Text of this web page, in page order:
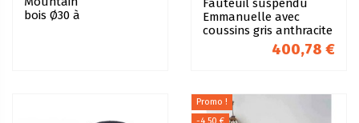
bois Ø30 à
Fauteuil suspendu
Emmanuelle avec
coussins gris anthracite
400,78 €
Promo !